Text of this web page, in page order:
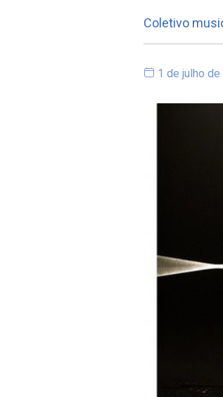
Coletivo
1 de julho